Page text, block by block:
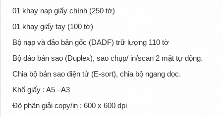
01 khay nạp giấy chính (250 tờ)
01 khay giấy tay (100 tờ)
Bộ nạp và đảo bản gốc (DADF) trữ lượng 110 tờ
Bộ đảo bản sao (Duplex), sao chụp/ in/scan 2 mặt tự động.
Chia bộ bản sao điện tử (E-sort), chia bộ ngang dọc.
Khổ giấy : A5 –A3
Độ phân giải copy/in : 600 x 600 dpi